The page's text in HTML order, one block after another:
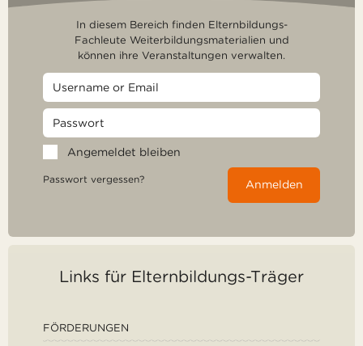
In diesem Bereich finden Elternbildungs-
Fachleute Weiterbildungsmaterialien und
können ihre Veranstaltungen verwalten.
Angemeldet bleiben
Passwort vergessen? Anmelden
Links für Elternbildungs-Träger
FÖRDERUNGEN